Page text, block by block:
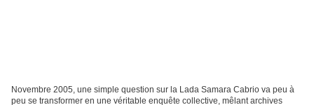
Novembre 2005, une simple question sur la Lada Samara Cabrio va peu à
peu se transformer en une véritable enquête collective, mêlant archives